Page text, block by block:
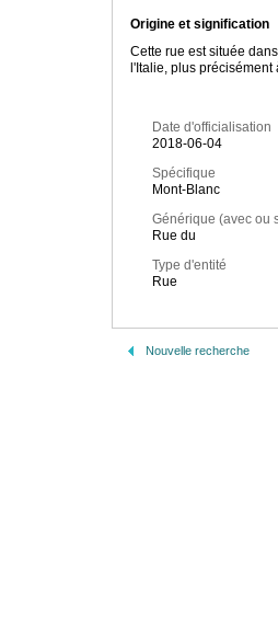
Origine et signification
Cette rue est située
l'Italie, plus
Date d'officialisation
2018-06-04
Spécifique
Mont-Blanc
Générique (avec ou
Rue du
Type d'entité
Rue
Nouvelle recherche